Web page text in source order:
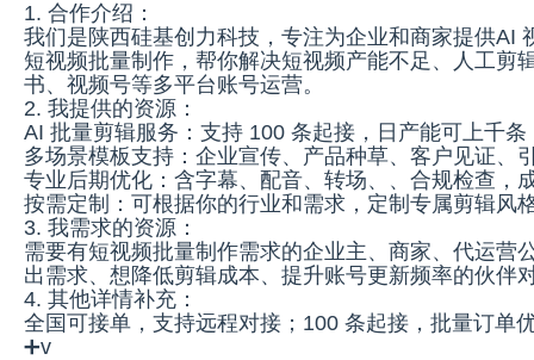
1. 合作介绍：
我们是陕西硅基创力科技，专注为企业和商家提供AI
短视频批量制作，帮你解决短视频产能不足、人工剪
书、视频号等多平台账号运营。
2. 我提供的资源：
AI 批量剪辑服务：支持 100 条起接，日产能可上千
多场景模板支持：企业宣传、产品种草、客户见证、
专业后期优化：含字幕、配音、转场、、合规检查，
按需定制：可根据你的行业和需求，定制专属剪辑风
3. 我需求的资源：
需要有短视频批量制作需求的企业主、商家、代运营
出需求、想降低剪辑成本、提升账号更新频率的伙伴
4. 其他详情补充：
全国可接单，支持远程对接；100 条起接，批量订单
➕v